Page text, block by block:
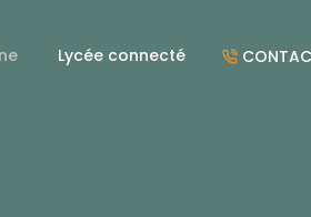
Lycée connecté